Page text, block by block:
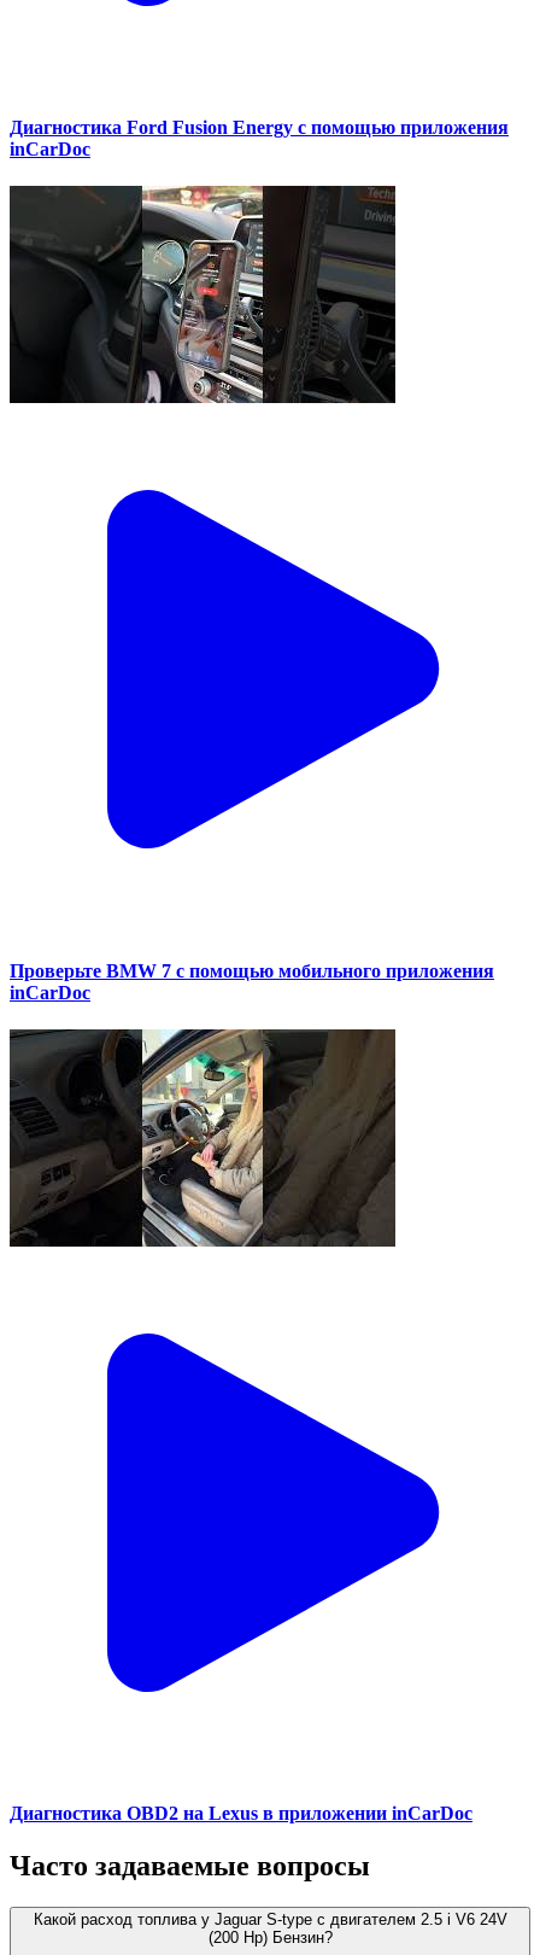
Диагностика Ford Fusion Energy с помощью приложения
inCarDoc
Проверьте BMW 7 с помощью мобильного приложения
inCarDoc
Диагностика OBD2 на Lexus в приложении inCarDoc
Часто задаваемые вопросы
Какой расход топлива у Jaguar S-type с двигателем 2.5 i V6 24V
(200 Hp) Бензин?